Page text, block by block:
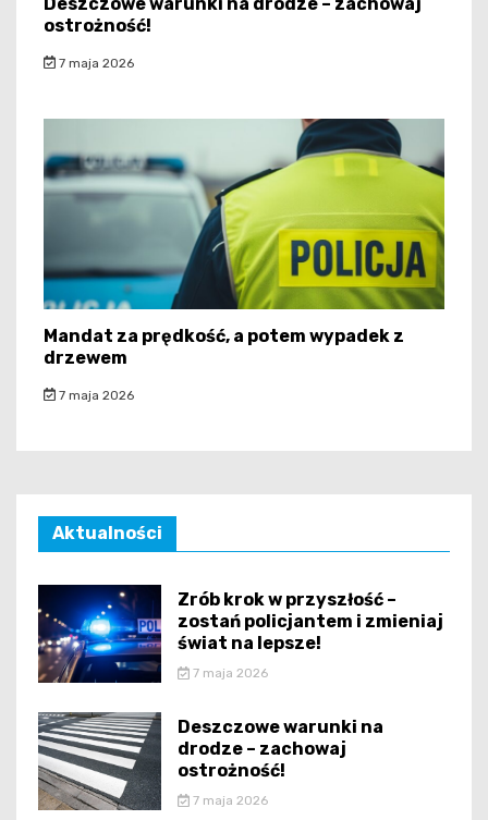
ostrożność!
7 maja 2026
Mandat za prędkość, a potem wypadek z
drzewem
7 maja 2026
Aktualności
Zrób krok w przyszłość –
zostań policjantem i zmieniaj
świat na lepsze!
7 maja 2026
Deszczowe warunki na
drodze – zachowaj
ostrożność!
7 maja 2026